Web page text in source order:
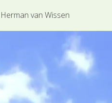
Herman van Wissen